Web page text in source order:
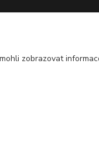
zobrazovat